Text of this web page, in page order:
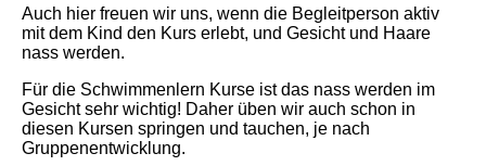
Auch hier freuen wir uns, wenn die Begleitperson aktiv
mit dem Kind den Kurs erlebt, und Gesicht und Haare
nass werden.
Für die Schwimmenlern Kurse ist das nass werden im
Gesicht sehr wichtig! Daher üben wir auch schon in
diesen Kursen springen und tauchen, je nach
Gruppenentwicklung.